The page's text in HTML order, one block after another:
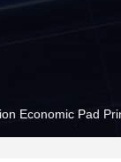
Economic Pad